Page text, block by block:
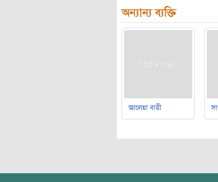
অন্যান্য ব্যক্তি
আলেয়া বারী